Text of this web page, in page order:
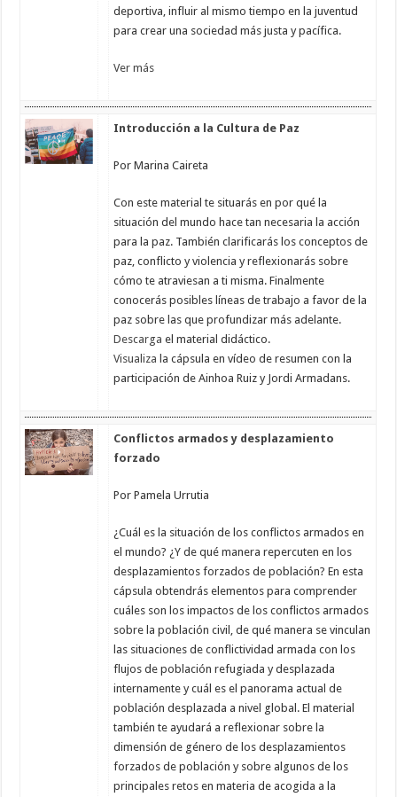
deportiva, influir al mismo tiempo en la juventud
para crear una sociedad más justa y pacífica.
Ver más
Introducción a la Cultura de Paz
Por Marina Caireta
Con este material te situarás en por qué la
situación del mundo hace tan necesaria la acción
para la paz. También clarificarás los conceptos de
paz, conflicto y violencia y reflexionarás sobre
cómo te atraviesan a ti misma. Finalmente
conocerás posibles líneas de trabajo a favor de la
paz sobre las que profundizar más adelante.
Descarga el material didáctico.
Visualiza la cápsula en vídeo de resumen con la
participación de Ainhoa Ruiz y Jordi Armadans.
Conflictos armados y desplazamiento
forzado
Por Pamela Urrutia
¿Cuál es la situación de los conflictos armados en
el mundo? ¿Y de qué manera repercuten en los
desplazamientos forzados de población? En esta
cápsula obtendrás elementos para comprender
cuáles son los impactos de los conflictos armados
sobre la población civil, de qué manera se vinculan
las situaciones de conflictividad armada con los
flujos de población refugiada y desplazada
internamente y cuál es el panorama actual de
población desplazada a nivel global. El material
también te ayudará a reflexionar sobre la
dimensión de género de los desplazamientos
forzados de población y sobre algunos de los
principales retos en materia de acogida a la